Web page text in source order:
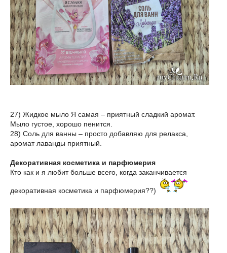
27) Жидкое мыло Я самая – приятный сладкий аромат.
Мыло густое, хорошо пенится.
28) Соль для ванны – просто добавляю для релакса,
аромат лаванды приятный.
Декоративная косметика и парфюмерия
Кто как и я любит больше всего, когда заканчивается
декоративная косметика и парфюмерия??)